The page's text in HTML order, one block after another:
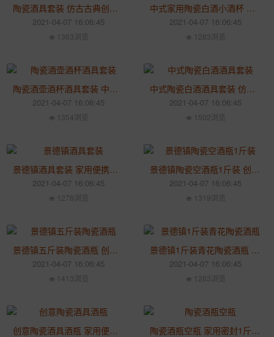
陶瓷酒具套装 仿古古典创意家用酒壶酒杯 中式酒具套装
2021-04-07 16:06:45
1363浏览
中式家用陶瓷白酒小酒杯 仿古温酒壶分酒器 创意酒具套装
2021-04-07 16:06:45
1283浏览
陶瓷酒壶酒杯酒具套装 中式仿古白酒分酒器 家用酒杯酒具
2021-04-07 16:06:45
1354浏览
中式陶瓷白酒酒具套装 仿古创意清酒小酒杯 创意酒具套装
2021-04-07 16:06:45
1502浏览
景德镇酒具套装 家用便携酒壶 陶瓷礼品自动倒酒机酒具
2021-04-07 16:06:45
1278浏览
景德镇陶瓷空酒瓶1斤装 创意装饰酒瓶 家用小酒坛酒具
2021-04-07 16:06:45
1319浏览
景德镇五斤装陶瓷酒瓶 创意粉彩葫芦装饰酒瓶 家用密封酒具
2021-04-07 16:06:45
1413浏览
景德镇1斤装青花陶瓷酒瓶 家用白酒藏品空酒瓶 创意酒具
2021-04-07 16:06:45
1263浏览
创意陶瓷酒具酒瓶 家用便捷酒瓶 中式复古白酒黄酒酒壶酒具 陶瓷酒瓶空瓶 家用密封1斤装青花酒具 创意酒壶酒罐酒坛